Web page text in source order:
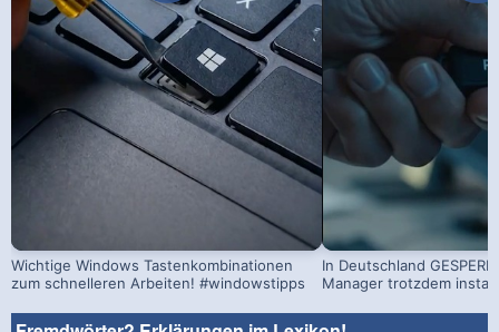
Wichtige Windows Tastenkombinationen
zum schnelleren Arbeiten! #windowstipps
In Deutschland
Manager trotzdem